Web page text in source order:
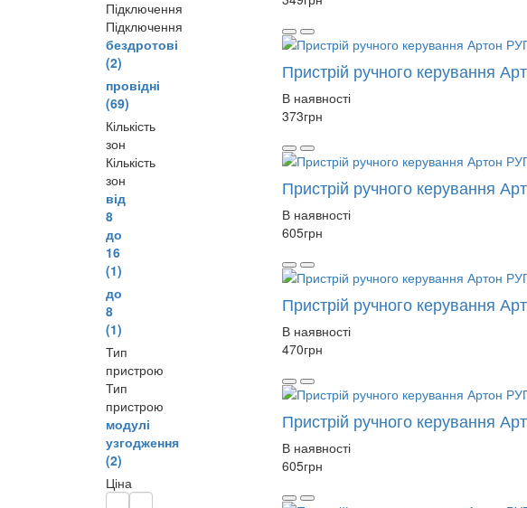
Підключення
Підключення
бездротові
(2)
провідні
(69)
Кількість
зон
Кількість
зон
від
8
до
16
(1)
до
8
(1)
Тип
пристрою
Тип
пристрою
модулі
узгодження
(2)
Ціна
Пристрій ручного керування
В наявності
373грн
Пристрій ручного керування
В наявності
605грн
Пристрій ручного керування
В наявності
470грн
Пристрій ручного керування
В наявності
605грн